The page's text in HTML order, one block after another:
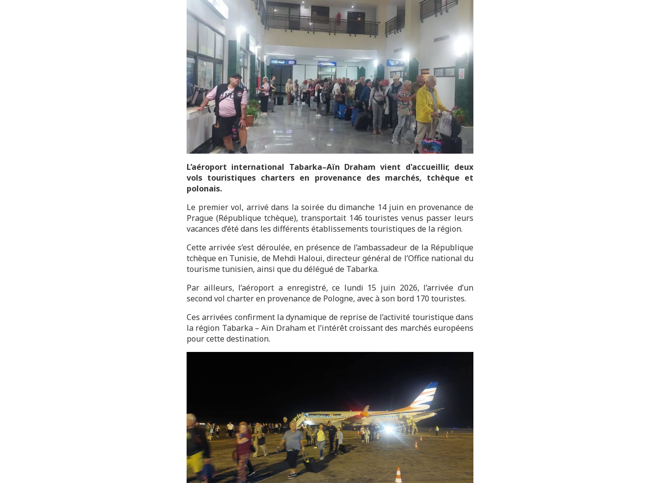
L’aéroport international Tabarka–Aïn Draham vient d'accueillir, deux
vols touristiques charters en provenance des marchés, tchèque et
polonais.
Le premier vol, arrivé dans la soirée du dimanche 14 juin en provenance de
Prague (République tchèque), transportait 146 touristes venus passer leurs
vacances d’été dans les différents établissements touristiques de la région.
Cette arrivée s’est déroulée, en présence de l’ambassadeur de la République
tchèque en Tunisie, de Mehdi Haloui, directeur général de l’Office national du
tourisme tunisien, ainsi que du délégué de Tabarka.
Par ailleurs, l’aéroport a enregistré, ce lundi 15 juin 2026, l’arrivée d’un
second vol charter en provenance de Pologne, avec à son bord 170 touristes.
Ces arrivées confirment la dynamique de reprise de l’activité touristique dans
la région Tabarka – Aïn Draham et l’intérêt croissant des marchés européens
pour cette destination.